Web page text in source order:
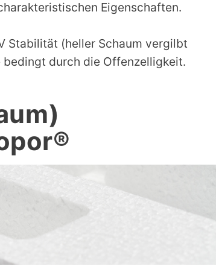
Eigenschaften.
Stabilität (heller Schaum vergilbt
bedingt durch die Offenzelligkeit.